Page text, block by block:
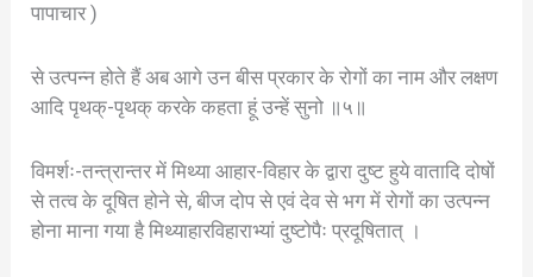
पापाचार )
से उत्पन्न होते हैं अब आगे उन बीस प्रकार के रोगों का नाम और लक्षण
आदि पृथक्-पृथक् करके कहता हूं उन्हें सुनो ॥५॥
विमर्शः-तन्त्रान्तर में मिथ्या आहार-विहार के द्वारा दुष्ट हुये वातादि दोषों
से तत्व के दूषित होने से, बीज दोप से एवं देव से भग में रोगों का उत्पन्न
होना माना गया है मिथ्याहारविहाराभ्यां दुष्टोपैः प्रदूषितात् ।